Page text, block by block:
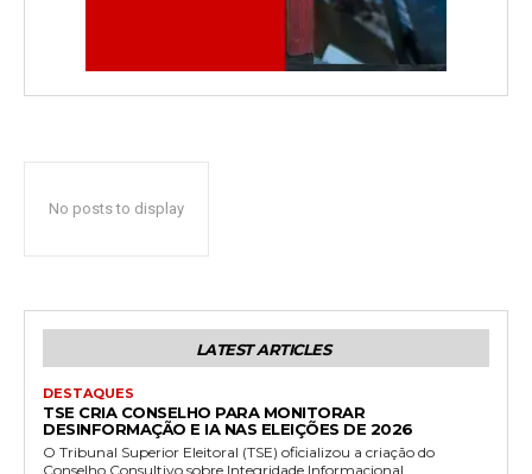
No posts to display
LATEST ARTICLES
DESTAQUES
TSE CRIA CONSELHO PARA MONITORAR
DESINFORMAÇÃO E IA NAS ELEIÇÕES DE 2026
O Tribunal Superior Eleitoral (TSE) oficializou a criação do
Conselho Consultivo sobre Integridade Informacional...